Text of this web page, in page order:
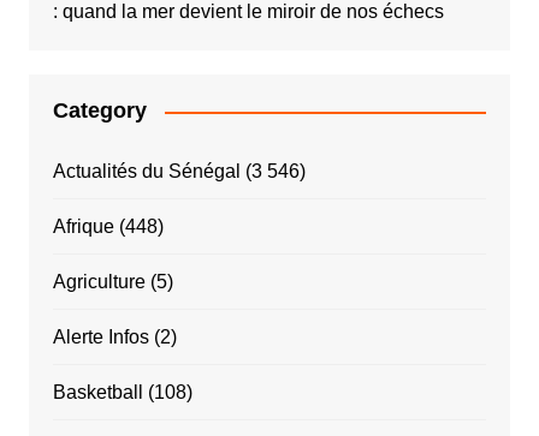
: quand la mer devient le miroir de nos échecs
Category
Actualités du Sénégal (3 546)
Afrique(448)
Agriculture(5)
Alerte Infos(2)
Basketball (108)